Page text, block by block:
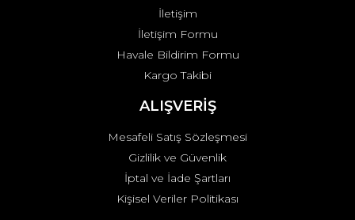
İletişim
İletişim Formu
Havale Bildirim Formu
Kargo Takibi
ALIŞVERİŞ
Mesafeli Satış Sözleşmesi
Gizlilik ve Güvenlik
İptal ve İade Şartları
Kişisel Veriler Politikası